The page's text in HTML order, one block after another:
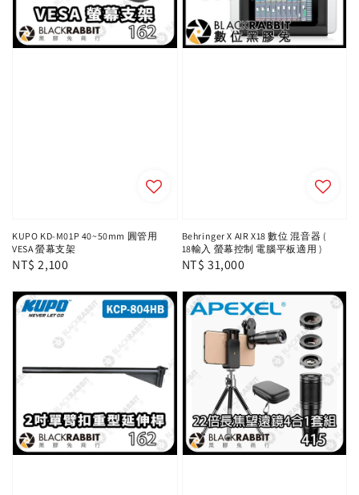
KUPO KD-M01P 40~50mm 圓管用
VESA 螢幕支架
Regular
NT$ 2,100
Behringer X AIR X18 數位 混音器 (
18輸入 螢幕控制 電腦平板適用 )
Regular
NT$ 31,000